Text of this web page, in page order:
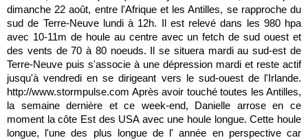
dimanche 22 août, entre l'Afrique et les Antilles, se rapproche du
sud de Terre-Neuve lundi à 12h. Il est relevé dans les 980 hpa
avec 10-11m de houle au centre avec un fetch de sud ouest et
des vents de 70 à 80 noeuds. Il se situera mardi au sud-est de
Terre-Neuve puis s'associe à une dépression mardi et reste actif
jusqu'à vendredi en se dirigeant vers le sud-ouest de l'Irlande.
http://www.stormpulse.com Après avoir touché toutes les Antilles,
la semaine dernière et ce week-end, Danielle arrose en ce
moment la côte Est des USA avec une houle longue. Cette houle
longue, l'une des plus longue de l' année en perspective car